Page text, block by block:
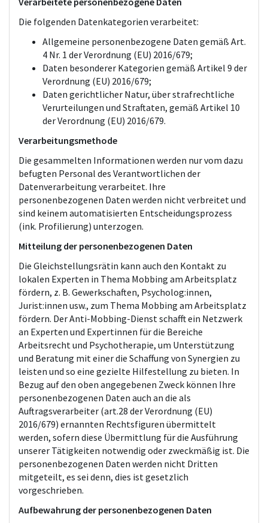
Die folgenden Datenkategorien verarbeitet:
Allgemeine personenbezogene Daten gemäß Art.
4 Nr. 1 der Verordnung (EU) 2016/679;
Daten besonderer Kategorien gemäß Artikel 9 der
Verordnung (EU) 2016/679;
Daten gerichtlicher Natur, über strafrechtliche
Verurteilungen und Straftaten, gemäß Artikel 10
der Verordnung (EU) 2016/679.
Verarbeitungsmethode
Die gesammelten Informationen werden nur vom dazu
befugten Personal des Verantwortlichen der
Datenverarbeitung verarbeitet. Ihre
personenbezogenen Daten werden nicht verbreitet und
sind keinem automatisierten Entscheidungsprozess
(ink. Profilierung) unterzogen.
Mitteilung der personenbezogenen Daten
Die Gleichstellungsrätin kann auch den Kontakt zu
lokalen Experten in Thema Mobbing am Arbeitsplatz
fördern, z. B. Gewerkschaften, Psycholog:innen,
Jurist:innen usw., zum Thema Mobbing am Arbeitsplatz
fördern. Der Anti-Mobbing-Dienst schafft ein Netzwerk
an Experten und Expertinnen für die Bereiche
Arbeitsrecht und Psychotherapie, um Unterstützung
und Beratung mit einer die Schaffung von Synergien zu
leisten und so eine gezielte Hilfestellung zu bieten. In
Bezug auf den oben angegebenen Zweck können Ihre
personenbezogenen Daten auch an die als
Auftragsverarbeiter (art.28 der Verordnung (EU)
2016/679) ernannten Rechtsfiguren übermittelt
werden, sofern diese Übermittlung für die Ausführung
unserer Tätigkeiten notwendig oder zweckmäßig ist. Die
personenbezogenen Daten werden nicht Dritten
mitgeteilt, es sei denn, dies ist gesetzlich
vorgeschrieben.
Aufbewahrung der personenbezogenen Daten